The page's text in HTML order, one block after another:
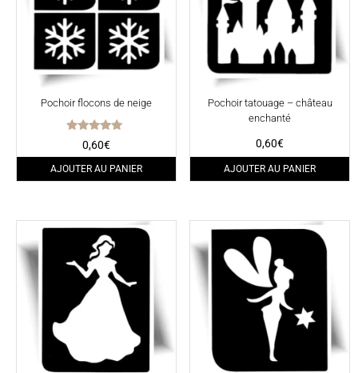
Pochoir flocons de neige
Note
5.00
0,60€
AJOUTER AU PANIER
Pochoir tatouage – château
enchanté
0,60€
AJOUTER AU PANIER